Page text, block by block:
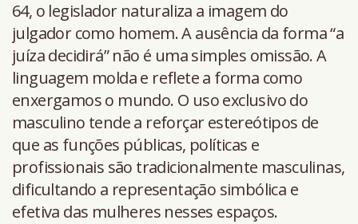
64, o legislador naturaliza a imagem do
julgador como homem. A ausência da forma “a
juíza decidirá” não é uma simples omissão. A
linguagem molda e reflete a forma como
enxergamos o mundo. O uso exclusivo do
masculino tende a reforçar estereótipos de
que as funções públicas, políticas e
profissionais são tradicionalmente masculinas,
dificultando a representação simbólica e
efetiva das mulheres nesses espaços.